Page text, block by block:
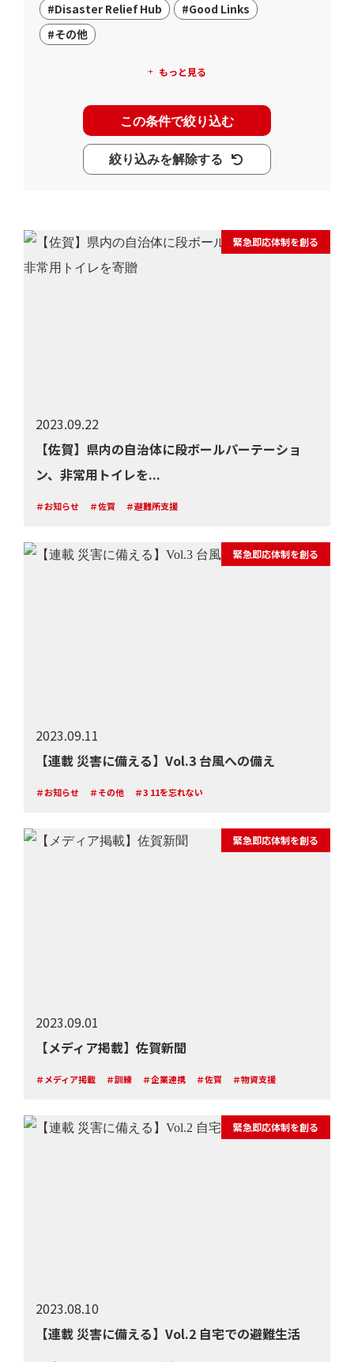
#Disaster Relief Hub
#Good Links
#その他
もっと見る
この条件で絞り込む
絞り込みを解除する
2023.09.22
【佐賀】県内の自治体に段ボールパーテーショ
ン、非常用トイレを...
＃お知らせ ＃佐賀 ＃避難所支援
緊急即応体制を創る
2023.09.11
【連載 災害に備える】Vol.3 台風への備え
＃お知らせ ＃その他 ＃3 11を忘れない
緊急即応体制を創る
2023.09.01
【メディア掲載】佐賀新聞
＃メディア掲載 ＃訓練 ＃企業連携 ＃佐賀 ＃物資支援
緊急即応体制を創る
2023.08.10
【連載 災害に備える】Vol.2 自宅での避難生活
緊急即応体制を創る